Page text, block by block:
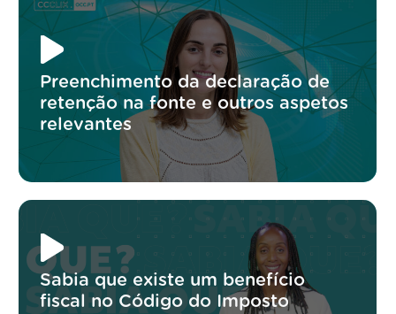
Preenchimento da declaração de
retenção na fonte e outros aspetos
relevantes
Sabia que existe um benefício
fiscal no Código do Imposto